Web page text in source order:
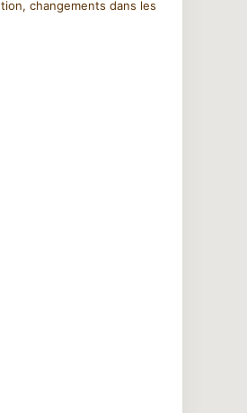
changements dans les